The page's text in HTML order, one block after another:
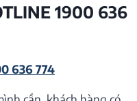
1900 636
636 774